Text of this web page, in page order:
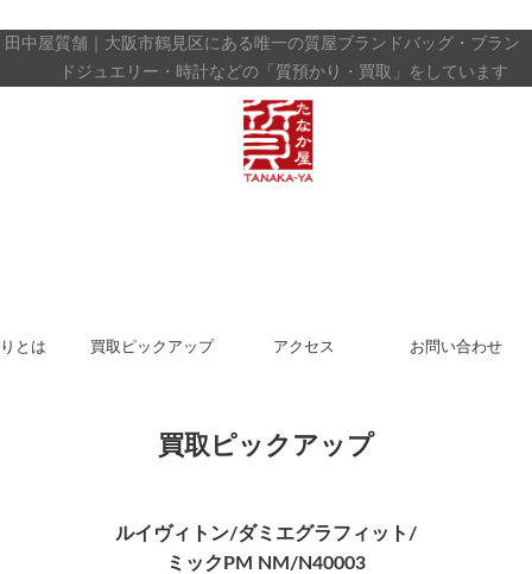
田中屋質舗｜大阪市鶴見区にある唯一の質屋ブランドバッグ・ブラン
ドジュエリー・時計などの「質預かり・買取」をしています
とは 買取ピックアップ アクセス お問い合わせ
買取ピックアップ
ルイヴィトン/ダミエグラフィット/
ミックPM NM/N40003